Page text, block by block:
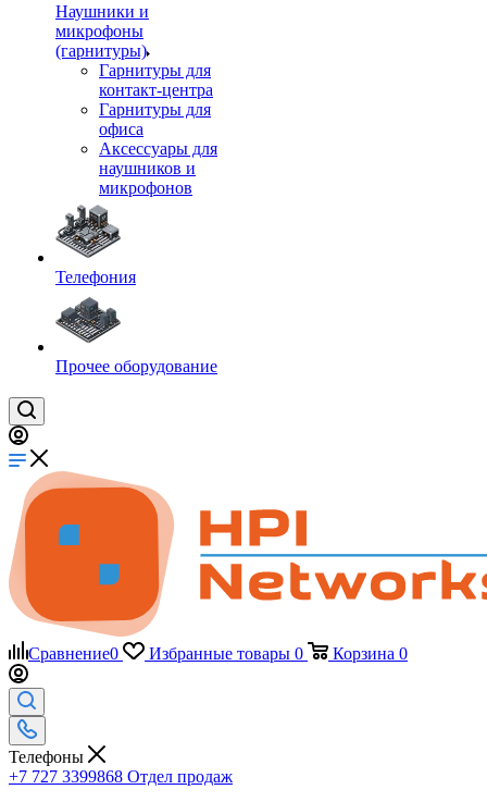
Наушники и
микрофоны
(гарнитуры)
Гарнитуры для
контакт-центра
Гарнитуры для
офиса
Аксессуары для
наушников и
микрофонов
Телефония
Прочее оборудование
Сравнение0 Избранные товары 0 Корзина 0
Телефоны
+7 727 3399868 Отдел продаж